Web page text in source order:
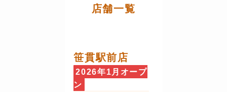
店舗一覧
笹貫駅前店
2026年1月オープ
ン